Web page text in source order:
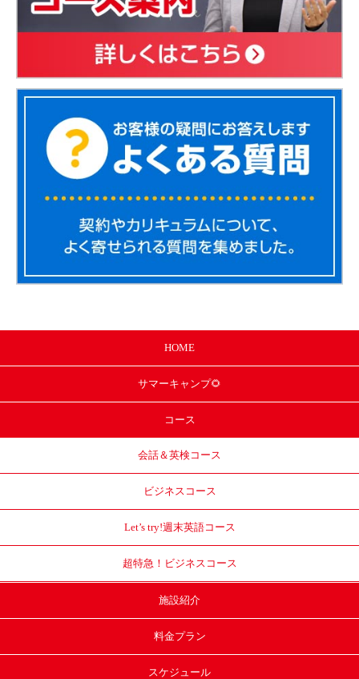
HOME
サマーキャンプ🌻
コース
会話＆英検コース
ビジネスコース
Let’s try!週末英語コース
超特急！ ビジネスコース
施設紹介
料金プラン
スケジュール